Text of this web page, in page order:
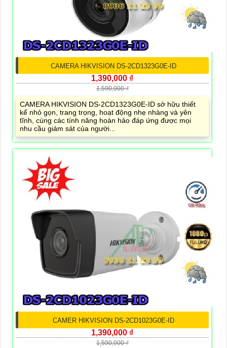
CAMERA HIKVISION DS-2CD1323G0E-ID
1,390,000 ₫
1,590,000 ₫
CAMERA HIKVISION DS-2CD1323G0E-ID sở hữu thiết
kế nhỏ gọn, trang trọng, hoạt động nhẹ nhàng và yên
tĩnh, cùng các tính năng hoàn hảo đáp ứng được mọi
nhu cầu giám sát của người...
CAMER HIKVISION DS-2CD1023G0E-ID
1,390,000 ₫
1,590,000 ₫